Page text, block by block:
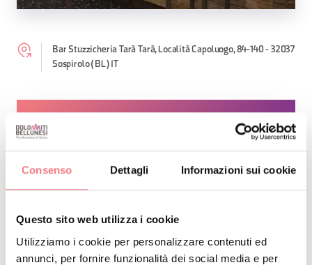
Consenso Dettagli Informazioni sui cookie
Questo sito web utilizza i cookie
Utilizziamo i cookie per personalizzare contenuti ed
annunci, per fornire funzionalità dei social media e per
Bar Stuzzicheria Tarà Tarà, Località Capoluogo, 84-140 - 32037
Sospirolo (BL) IT
RESTA IN CONTATTO
Iscriviti alla newsletter delle Dolomiti Bellunesi!